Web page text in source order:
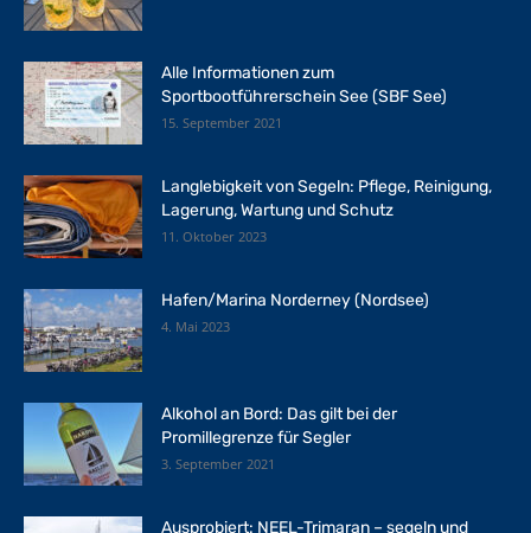
Alle Informationen zum
Sportbootführerschein See (SBF See)
15. September 2021
Langlebigkeit von Segeln: Pflege, Reinigung,
Lagerung, Wartung und Schutz
11. Oktober 2023
Hafen/Marina Norderney (Nordsee)
4. Mai 2023
Alkohol an Bord: Das gilt bei der
Promillegrenze für Segler
3. September 2021
Ausprobiert: NEEL-Trimaran – segeln und